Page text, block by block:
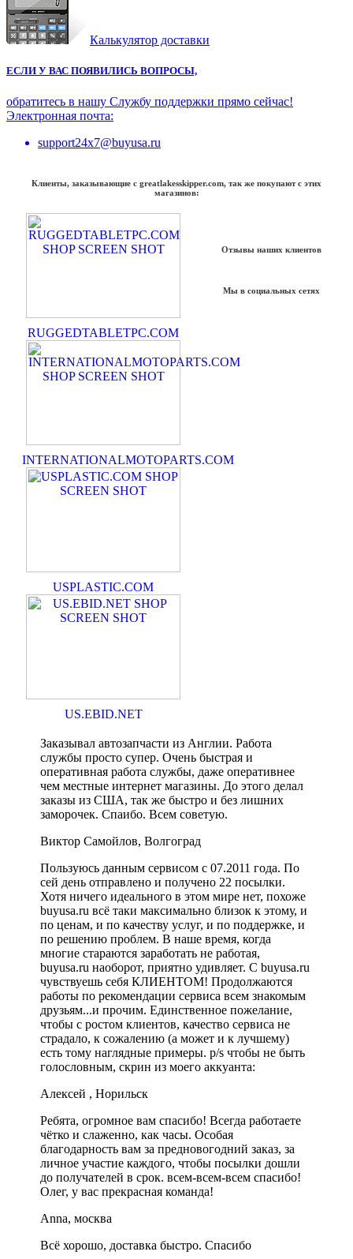
Калькулятор доставки
ЕСЛИ У ВАС ПОЯВИЛИСЬ ВОПРОСЫ,
обратитесь в нашу Службу поддержки прямо сейчас!
Электронная почта:
support24x7@buyusa.ru
Клиенты, заказывающие с greatlakesskipper.com, так же покупают с этих
магазинов:
RUGGEDTABLETPC.COM
INTERNATIONALMOTOPARTS.COM
USPLASTIC.COM
US.EBID.NET
Отзывы наших клиентов
Мы в социальных сетях
Заказывал автозапчасти из Англии. Работа
службы просто супер. Очень быстрая и
оперативная работа службы, даже оперативнее
чем местные интернет магазины. До этого делал
заказы из США, так же быстро и без лишних
заморочек. Спаибо. Всем советую.
Виктор Самойлов, Волгоград
Пользуюсь данным сервисом с 07.2011 года. По
сей день отправлено и получено 22 посылки.
Хотя ничего идеального в этом мире нет, похоже
buyusa.ru всё таки максимально близок к этому, и
по ценам, и по качеству услуг, и по поддержке, и
по решению проблем. В наше время, когда
многие стараются заработать не работая,
buyusa.ru наоборот, приятно удивляет. С buyusa.ru
чувствуешь себя КЛИЕНТОМ! Продолжаются
работы по рекомендации сервиса всем знакомым
друзьям...и прочим. Единственное пожелание,
чтобы с ростом клиентов, качество сервиса не
страдало, к сожалению (а может и к лучшему)
есть тому наглядные примеры. p/s чтобы не быть
голословным, скрин из моего аккуанта:
Алексей , Норильск
Ребята, огромное вам спасибо! Всегда работаете
чётко и слаженно, как часы. Особая
благодарность вам за предновогодний заказ, за
личное участие каждого, чтобы посылки дошли
до получателей в срок. всем-всем-всем спасибо!
Олег, у вас прекрасная команда!
Anna, москва
Всё хорошо, доставка быстро. Спасибо